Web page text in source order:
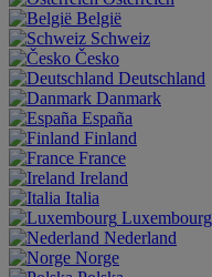
België
Schweiz
Česko
Deutschland
Danmark
España
Finland
France
Ireland
Italia
Luxembourg
Nederland
Norge